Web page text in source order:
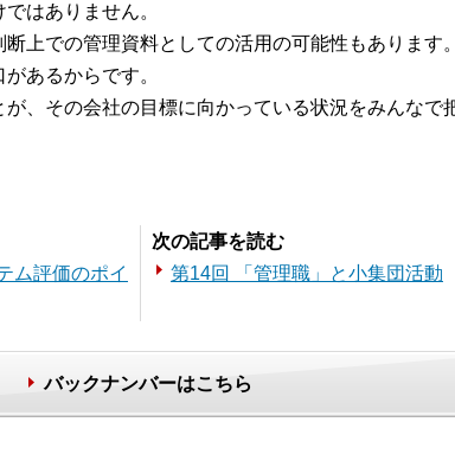
はありません。
上での管理資料としての活用の可能性もあります
あるからです。
、その会社の目標に向かっている状況をみんなで
ム評価のポイ
次の記事を読む
第14回 「管理職」と小集団活動
バックナンバーはこちら